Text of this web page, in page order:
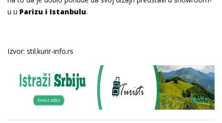
u u Parizu i Istanbulu.
Izvor: stil.kurir-info.rs